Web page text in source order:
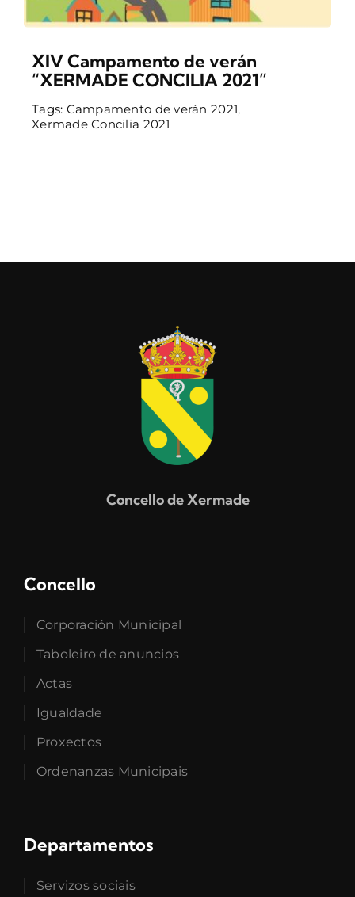
CONTACTO
XIV Campamento de verán
“XERMADE CONCILIA 2021”
Tags: Campamento de verán 2021,
Xermade Concilia 2021
Concello de Xermade
Concello
Corporación Municipal
Taboleiro de anuncios
Actas
Igualdade
Proxectos
Ordenanzas Municipais
Departamentos
Servizos sociais